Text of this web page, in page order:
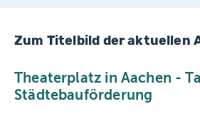
Zum Titelbild der aktuellen
Theaterplatz in Aachen -
Städtebauförderung